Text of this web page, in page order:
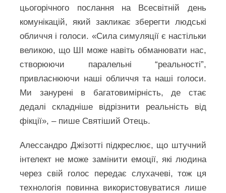
цьогорічного послання на Всесвітній день
комунікацій, який закликає зберегти людські
обличчя і голоси. «Сила симуляції є настільки
великою, що ШІ може навіть обманювати нас,
створюючи паралельні “реальності”,
привласнюючи наші обличчя та наші голоси.
Ми занурені в багатовимірність, де стає
дедалі складніше відрізнити реальність від
фікції», – пише Святіший Отець.
Алессандро Джізотті підкреслює, що штучний
інтелект не може замінити емоції, які людина
через свій голос передає слухачеві, тож ця
технологія повинна використовуватися лише